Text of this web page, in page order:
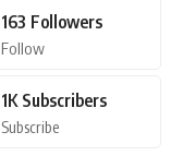
163 Followers
Follow
1K Subscribers
Subscribe